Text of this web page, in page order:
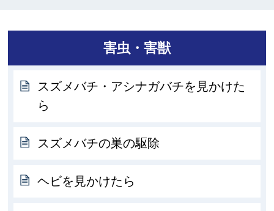
害虫・害獣
スズメバチ・アシナガバチを見かけた
ら
スズメバチの巣の駆除
ヘビを見かけたら